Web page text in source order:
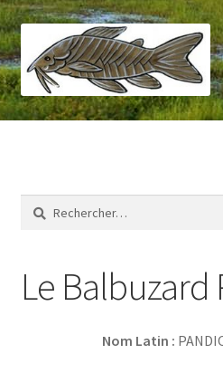
Aller
à
la
navigation
Aller
au
contenu
Accueil
Faune
Rechercher :
Le Balbuzard
Nom Latin :